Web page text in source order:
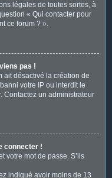
légales de toutes sortes, à
« Qui contacter pour
ce forum ? ».
pas !
ait désactivé la création de
votre IP ou interdit le
Contactez un administrateur
connecter !
votre mot de passe. S’ils
indiqué avoir moins de 13